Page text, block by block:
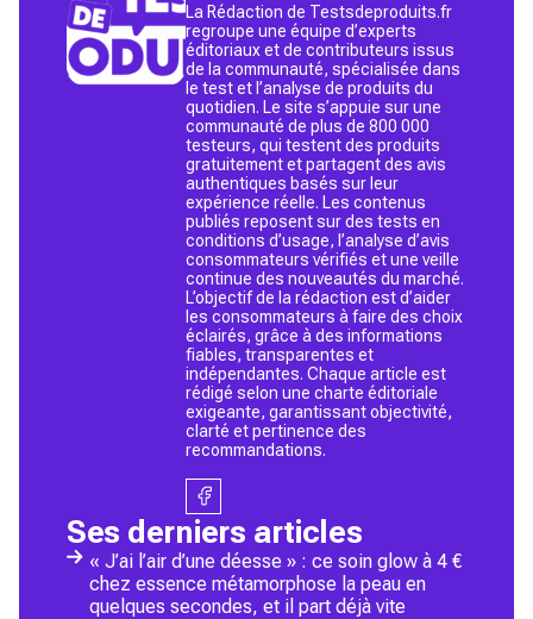
La Rédaction de Testsdeproduits.fr
regroupe une équipe d’experts
éditoriaux et de contributeurs issus
de la communauté, spécialisée dans
le test et l’analyse de produits du
quotidien. Le site s’appuie sur une
communauté de plus de 800 000
testeurs, qui testent des produits
gratuitement et partagent des avis
authentiques basés sur leur
expérience réelle. Les contenus
publiés reposent sur des tests en
conditions d’usage, l’analyse d’avis
consommateurs vérifiés et une veille
continue des nouveautés du marché.
L’objectif de la rédaction est d’aider
les consommateurs à faire des choix
éclairés, grâce à des informations
fiables, transparentes et
indépendantes. Chaque article est
rédigé selon une charte éditoriale
exigeante, garantissant objectivité,
clarté et pertinence des
recommandations.
Ses derniers articles
« J’ai l’air d’une déesse » : ce soin glow à 4 €
chez essence métamorphose la peau en
quelques secondes, et il part déjà vite